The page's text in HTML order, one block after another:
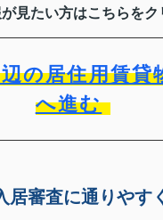
見たい方はこちらを
の居住用賃貸
へ進む
居審査に通りやす